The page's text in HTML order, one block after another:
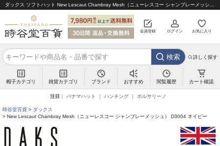
会員登録 ログイン お気に入り
検索 詳しく探す
帽子カテゴリ 雑貨カテゴリ ブランド おすすめ 閲覧履歴 カート確認
注目 パナマハット ハンチング ボルサリーノ
時谷堂百貨
ダックス
New Lescaut Chambray Mesh（ニューレスコー シャンブレーメッシュ） D3004 ネイビー